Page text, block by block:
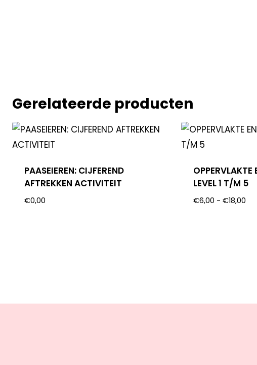
Gerelateerde producten
PAASEIEREN: CIJFEREND
AFTREKKEN ACTIVITEIT
€0,00
OPPERVLAKTE
LEVEL 1 T/M 5
€6,00 - €18,00